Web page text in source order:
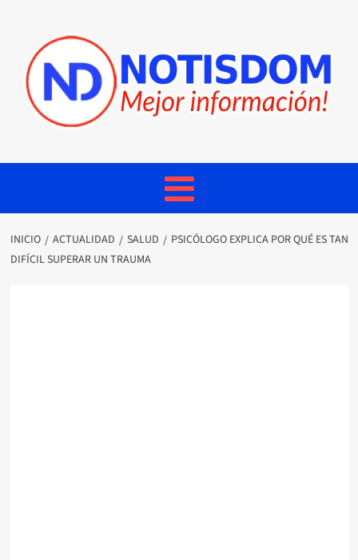
INICIO ACTUALIDAD SALUD
PSICÓLOGO EXPLICA POR QUÉ ES TAN
DIFÍCIL SUPERAR UN TRAUMA